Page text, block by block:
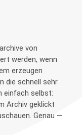
von
werden, wenn
erzeugen
die schnell sehr
einfach selbst:
Archiv geklickt
Genau —